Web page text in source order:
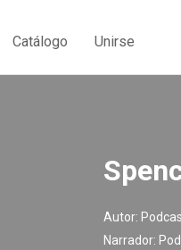
Catálogo Unirse
Autor:
Narrador: